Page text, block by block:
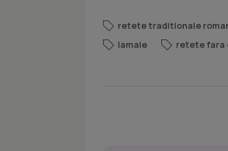
retete traditionale
lamaie
retete fara